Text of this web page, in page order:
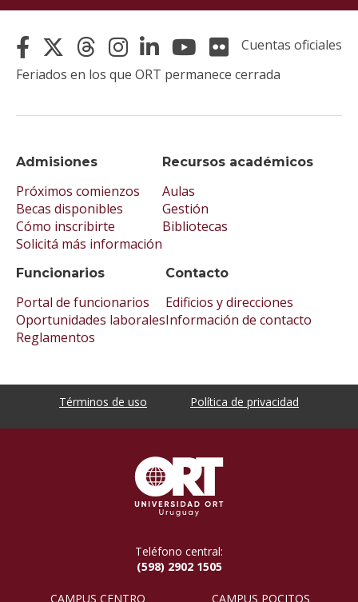
Admisiones
Próximos comienzos
Becas disponibles
Cómo inscribirte
Solicitá más información
Recursos académicos
Aulas
Gestión
Bibliotecas
Funcionarios
Portal de funcionarios
Oportunidades laborales
Reglamentos
Contacto
Edificios y direcciones
Información de contacto
Cuentas oficiales
Feriados en los que ORT permanece cerrada
Términos de uso Política de privacidad
Teléfono central:
(598) 2902 1505
CAMPUS CENTRO CAMPUS POCITOS